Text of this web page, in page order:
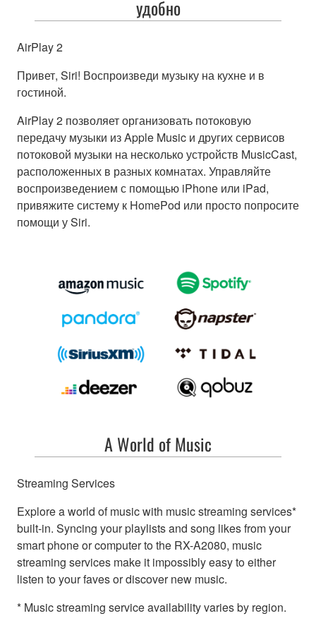
удобно
AirPlay 2
Привет, Siri! Воспроизведи музыку на кухне и в
гостиной.
AirPlay 2 позволяет организовать потоковую
передачу музыки из Apple Music и других сервисов
потоковой музыки на несколько устройств MusicCast,
расположенных в разных комнатах. Управляйте
воспроизведением с помощью iPhone или iPad,
привяжите систему к HomePod или просто попросите
помощи у Siri.
A World of Music
Streaming Services
Explore a world of music with music streaming services*
built-in. Syncing your playlists and song likes from your
smart phone or computer to the RX-A2080, music
streaming services make it impossibly easy to either
listen to your faves or discover new music.
* Music streaming service availability varies by region.